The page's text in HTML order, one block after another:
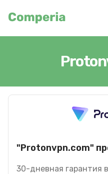
"Protonvpn.com"
30-дневная гарантия